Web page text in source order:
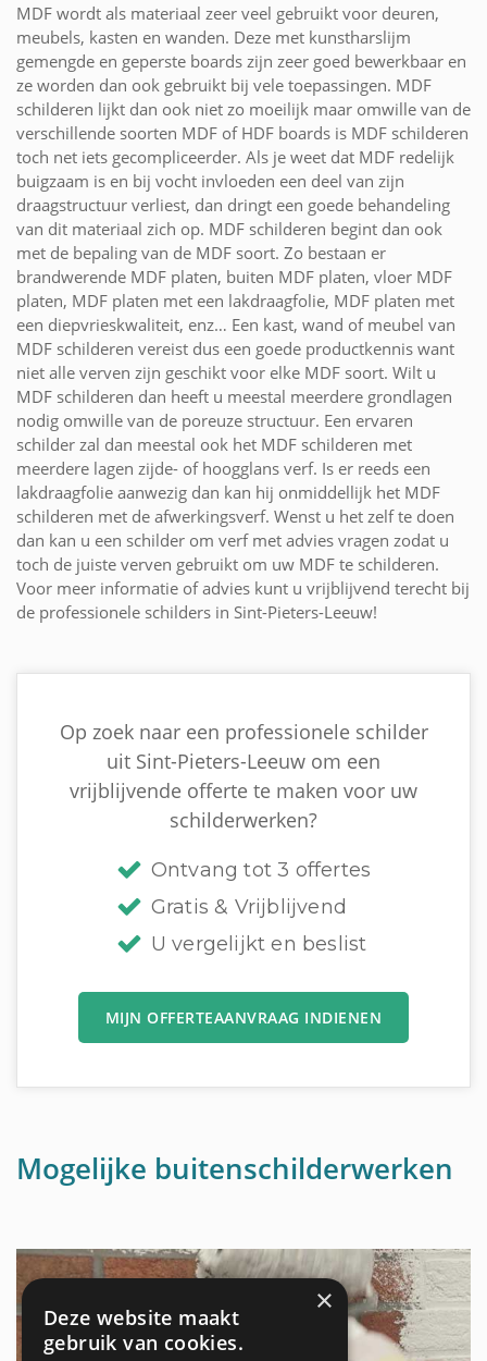
MDF wordt als materiaal zeer veel gebruikt voor deuren,
meubels, kasten en wanden. Deze met kunstharslijm
gemengde en geperste boards zijn zeer goed bewerkbaar en
ze worden dan ook gebruikt bij vele toepassingen. MDF
schilderen lijkt dan ook niet zo moeilijk maar omwille van de
verschillende soorten MDF of HDF boards is MDF schilderen
toch net iets gecompliceerder. Als je weet dat MDF redelijk
buigzaam is en bij vocht invloeden een deel van zijn
draagstructuur verliest, dan dringt een goede behandeling
van dit materiaal zich op. MDF schilderen begint dan ook
met de bepaling van de MDF soort. Zo bestaan er
brandwerende MDF platen, buiten MDF platen, vloer MDF
platen, MDF platen met een lakdraagfolie, MDF platen met
een diepvrieskwaliteit, enz… Een kast, wand of meubel van
MDF schilderen vereist dus een goede productkennis want
niet alle verven zijn geschikt voor elke MDF soort. Wilt u
MDF schilderen dan heeft u meestal meerdere grondlagen
nodig omwille van de poreuze structuur. Een ervaren
schilder zal dan meestal ook het MDF schilderen met
meerdere lagen zijde- of hoogglans verf. Is er reeds een
lakdraagfolie aanwezig dan kan hij onmiddellijk het MDF
schilderen met de afwerkingsverf. Wenst u het zelf te doen
dan kan u een schilder om verf met advies vragen zodat u
toch de juiste verven gebruikt om uw MDF te schilderen.
Voor meer informatie of advies kunt u vrijblijvend terecht bij
de professionele schilders in Sint-Pieters-Leeuw!
Op zoek naar een professionele schilder
uit Sint-Pieters-Leeuw om een
vrijblijvende offerte te maken voor uw
schilderwerken?
Ontvang tot 3 offertes
Gratis & Vrijblijvend
U vergelijkt en beslist
MIJN OFFERTEAANVRAAG INDIENEN
Mogelijke buitenschilderwerken
×
Deze website maakt
gebruik van cookies.